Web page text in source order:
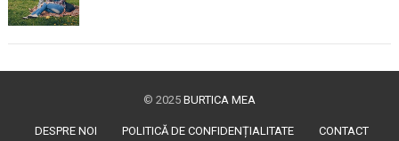
© 2025 BURTICA MEA
DESPRE NOI POLITICĂ DE CONFIDENȚIALITATE CONTACT